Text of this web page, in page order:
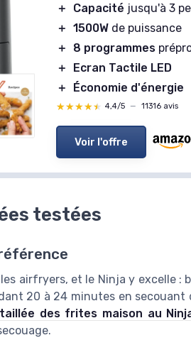
＋ Capacité jusqu'à 3
＋ 1500W de puissance
＋
8 programmes
＋
Ecran Tactile LED
＋
Économie d'énergie
★★★★★
★★★★★ 4,4/5 — 11316 avis
Voir l'offre
testées
airfryers, et le Ninja y excelle :
20 à 24 minutes en
des frites maison au